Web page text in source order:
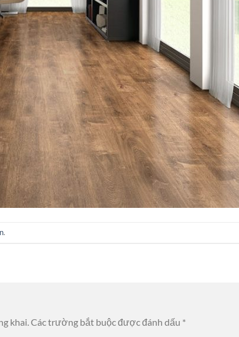
.
khai.Các trường bắt buộc được đánh dấu *